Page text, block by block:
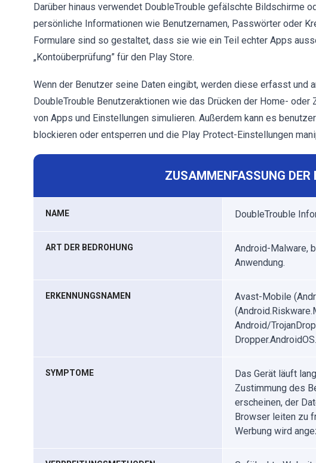
Darüber hinaus verwendet DoubleTrouble gefälschte Bildschirme
persönliche Informationen wie Benutzernamen, Passwörter oder
Formulare sind so gestaltet, dass sie wie ein Teil echter Apps
„Kontoüberprüfung” für den Play Store.
Wenn der Benutzer seine Daten eingibt, werden diese erfasst und
DoubleTrouble Benutzeraktionen wie das Drücken der Home-
von Apps und Einstellungen simulieren. Außerdem kann es
blockieren oder entsperren und die Play Protect-Einstellungen
ZUSAMMENFASSUNG DER
NAME DoubleTrouble
ART DER BEDROHUNG
Android-Malware,
Anwendung.
ERKENNUNGSNAMEN
Avast-Mobile
Android/
SYMPTOME
Das Gerät läuft
Zustimmung des
erscheinen, der
Browser leiten zu
Werbung wird